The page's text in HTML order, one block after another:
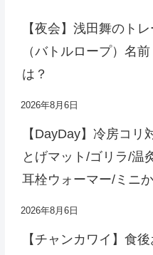
【夜会】浅田舞のト
（バトルロープ）名
は？
2026年8月6日
【DayDay】冷房コリ
とげマット/ゴリラ/温
耳栓ウォーマー/ミニか
2026年8月6日
【チャンカワイ】食